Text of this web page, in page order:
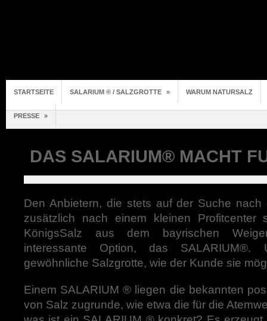
STARTSEITE SALARIUM ® / SALZGROTTE » WARUM NATURSALZ
PRESSE »
DAS SALARIUM® MACHT
Den Anbietern, die stets auf der Suche
zusätzlich nach einem kleinen Profitcenter
KönigsSalz aus dem bayrischen
interessante Option, das SALARIUM®.
gewöhnliche Salzgrotte, wie der Kunde sie
Einem SALARIUM ® liegen die bekannten
von Salz zugrunde, wie etwa die für die